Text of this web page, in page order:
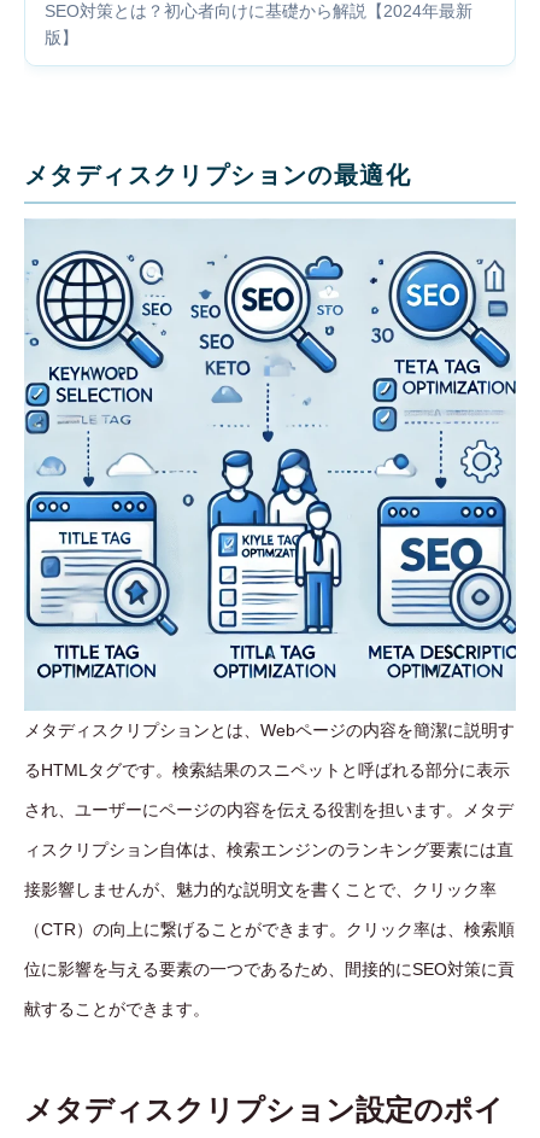
SEO対策とは？初心者向けに基礎から解説【2024年最新
版】
メタディスクリプションの最適化
メタディスクリプションとは、Webページの内容を簡潔に説明す
るHTMLタグです。検索結果のスニペットと呼ばれる部分に表示
され、ユーザーにページの内容を伝える役割を担います。メタデ
ィスクリプション自体は、検索エンジンのランキング要素には直
接影響しませんが、魅力的な説明文を書くことで、クリック率
（CTR）の向上に繋げることができます。クリック率は、検索順
位に影響を与える要素の一つであるため、間接的にSEO対策に貢
献することができます。
メタディスクリプション設定のポイ